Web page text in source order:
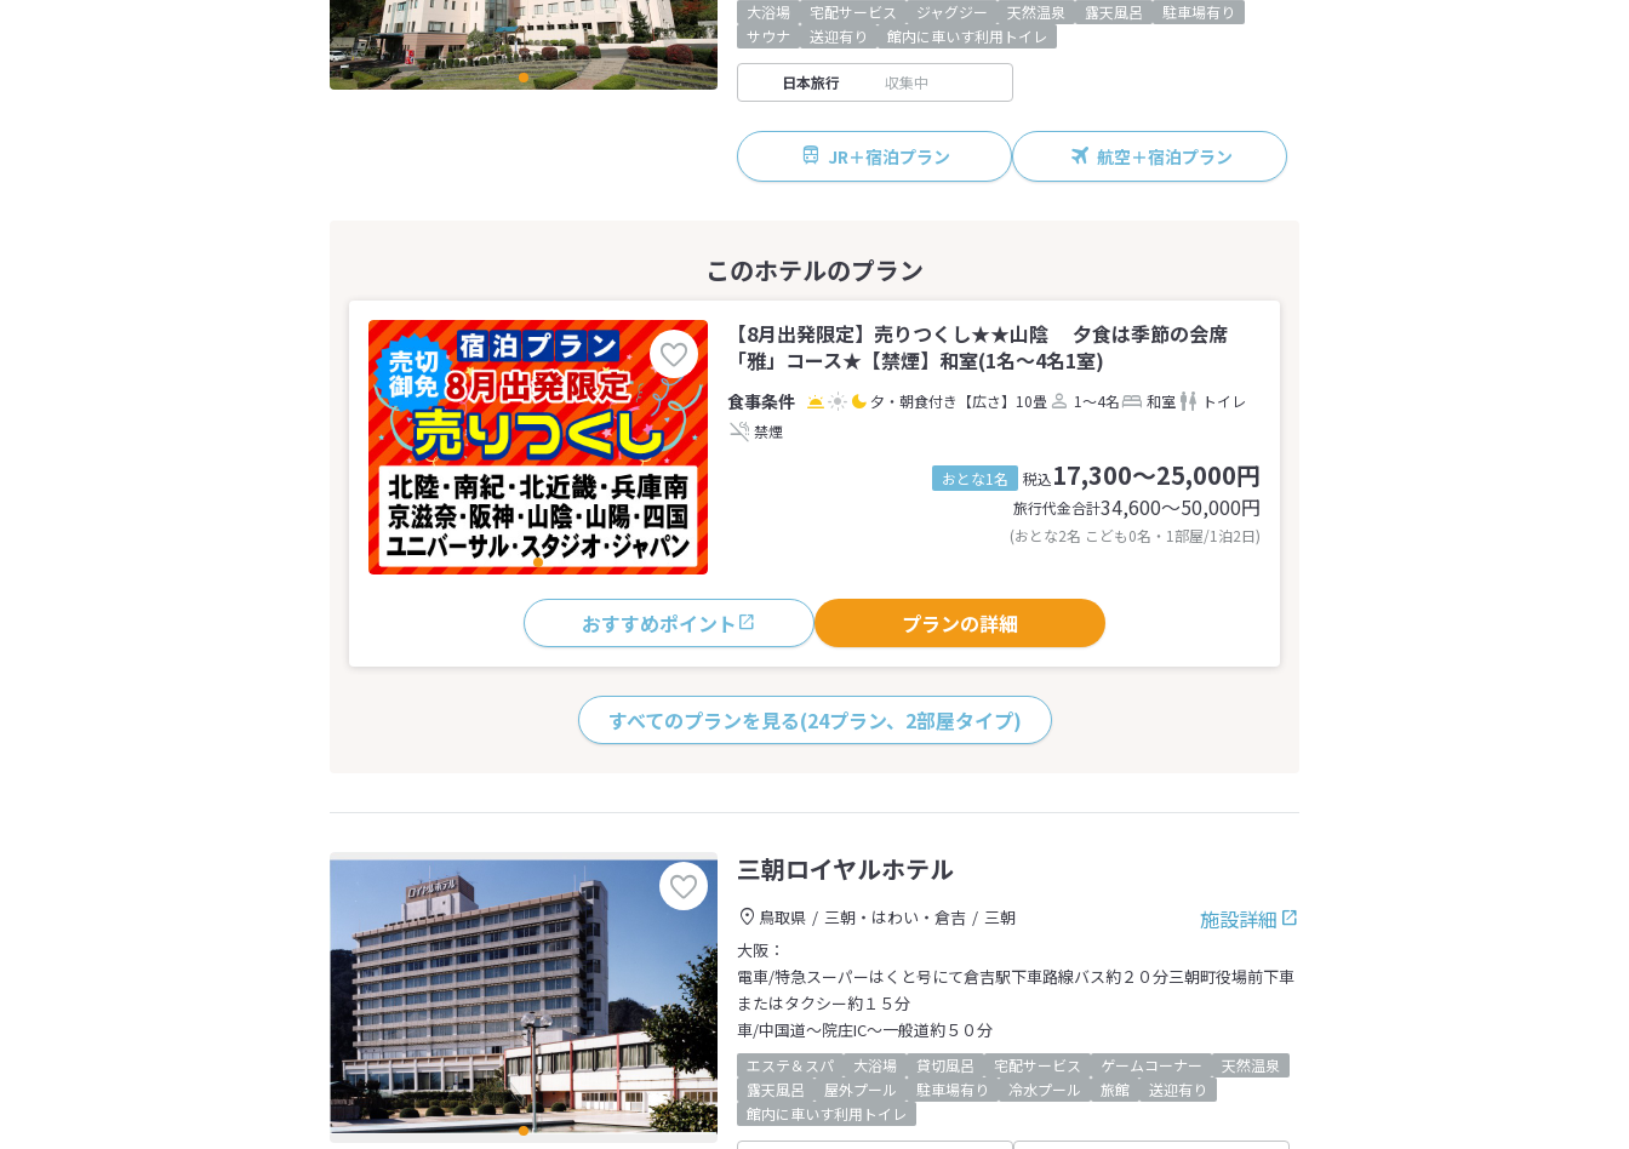
大浴場 宅配サービス ジャグジー 天然温泉 露天風呂
駐車場有り
サウナ
送迎有り 館内に車いす利用トイレ
日本旅行 収集中
JR＋宿泊プラン 航空＋宿泊プラン
【8月出発限定】売りつくし★★山陰 夕食は季節の会席
「雅」コース★【禁煙】和室(1名～4名1室)
夕・朝食付き 【広さ】10畳 1～4名 和室
トイレ
禁煙
おとな1名 税込17,300～25,000円
旅行代金合計34,600〜50,000円
(おとな2名 こども0名・1部屋/1泊2日)
おすすめポイント プランの詳細
すべてのプランを見る(24プラン、2部屋タイプ)
三朝ロイヤルホテル
施設詳細
鳥取県 三朝・はわい・倉吉
三朝
大阪：
電車/特急スーパーはくと号にて倉吉駅下車路線バス約２０分三朝町役場前下車
またはタクシー約１５分
車/中国道～院庄IC～一般道約５０分
エステ＆スパ 大浴場 貸切風呂 宅配サービス ゲームコーナー
天然温泉
露天風呂
屋外プール 駐車場有り 冷水プール 旅館
送迎有り
館内に車いす利用トイレ